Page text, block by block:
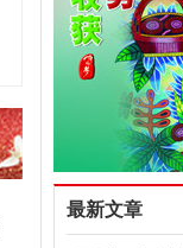
最新文章